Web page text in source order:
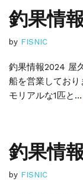
釣果情報
by FISNIC
釣果情報2024 屋
船を営業しており
モリアルな1匹と…
釣果情報
by FISNIC